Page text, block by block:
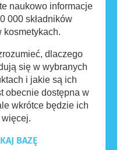
naukowo informacje
000 składników
kosmetykach.
dlaczego
się w wybranych
i jakie są ich
obecnie dostępna w
wkrótce będzie ich
BAZĘ